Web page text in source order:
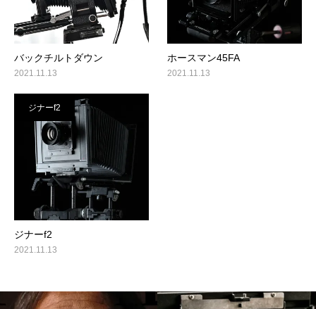
バックチルトダウン
2021.11.13
ホースマン45FA
2021.11.13
ジナーf2
ジナーf2
2021.11.13